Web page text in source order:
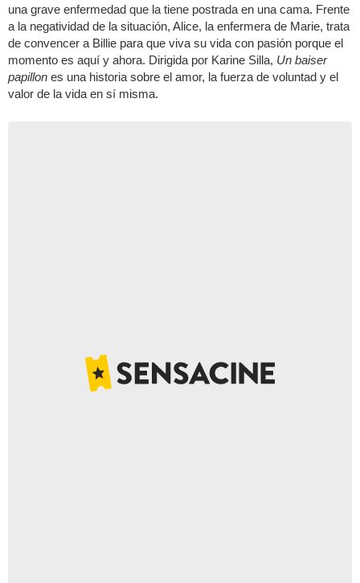
una grave enfermedad que la tiene postrada en una cama. Frente
a la negatividad de la situación, Alice, la enfermera de Marie, trata
de convencer a Billie para que viva su vida con pasión porque el
momento es aquí y ahora. Dirigida por Karine Silla, Un baiser
papillon es una historia sobre el amor, la fuerza de voluntad y el
valor de la vida en sí misma.